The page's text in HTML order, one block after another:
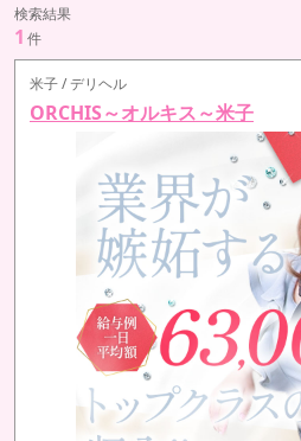
検索結果
1 件
米子 / デリヘル
ORCHIS～オルキス～米子